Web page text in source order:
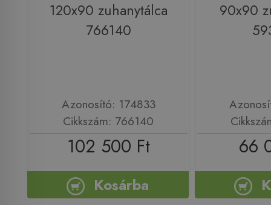
120x90 zuhanytálca
766140
Azonosító: 174833
Cikkszám: 766140
102 500 Ft
Kosárba
90x90
66